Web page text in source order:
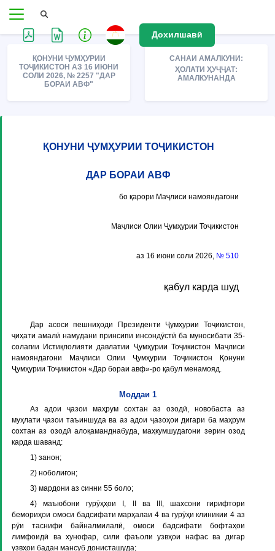
Дохилшавӣ
ҚОНУНИ ҶУМҲУРИИ
ТОҶИКИСТОН АЗ 16 ИЮНИ
СОЛИ 2026, № 2257 "ДАР
БОРАИ АВФ"
САНАИ АМАЛКУНИ:
ҲОЛАТИ ҲУҶҶАТ:
АМАЛКУНАНДА
ҚОНУНИ ҶУМҲУРИИ ТОҶИКИСТОН
ДАР БОРАИ АВФ
бо қарори Маҷлиси намояндагони
Маҷлиси Олии Ҷумҳурии Тоҷикистон
аз 16 июни соли 2026, № 510
қабул карда шуд
Дар асоси пешниҳоди Президенти Ҷумҳурии Тоҷикистон,
ҷиҳати амалӣ намудани принсипи инсондӯстӣ ба муносибати 35-
солагии Истиқлолияти давлатии Ҷумҳурии Тоҷикистон Маҷлиси
намояндагони Маҷлиси Олии Ҷумҳурии Тоҷикистон Қонуни
Ҷумҳурии Тоҷикистон «Дар бораи авф»-ро қабул менамояд.
Моддаи 1
Аз адои ҷазои маҳрум сохтан аз озодӣ, новобаста аз
муҳлати ҷазои таъиншуда ва аз адои ҷазоҳои дигари ба маҳрум
сохтан аз озодӣ алоқаманднабуда, маҳкумшудагони зерин озод
карда шаванд:
1) занон;
2) ноболиғон;
3) мардони аз синни 55 боло;
4) маъюбони гурӯҳҳои I, II ва III, шахсони гирифтори
бемориҳои омоси бадсифати марҳалаи 4 ва гурӯҳи клиникии 4 аз
рӯи таснифи байналмилалӣ, омоси бадсифати бофтаҳои
лимфоидӣ ва хунофар, сили фаъоли узвҳои нафас ва дигар
узвҳои бадан мансуб донисташуда;